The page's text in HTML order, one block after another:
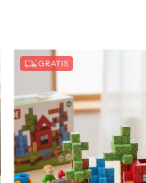
GRATIS